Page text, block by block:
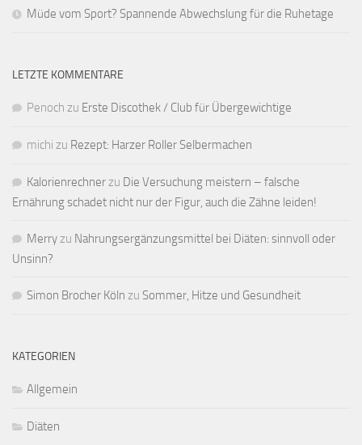
Müde vom Sport? Spannende Abwechslung für die Ruhetage
LETZTE KOMMENTARE
Penoch zu Erste Discothek / Club für Übergewichtige
michi zu Rezept: Harzer Roller Selbermachen
Kalorienrechnerzu Die Versuchung meistern – falsche
Ernährung schadet nicht nur der Figur, auch die Zähne leiden!
Merryzu Nahrungsergänzungsmittel bei Diäten: sinnvoll oder
Unsinn?
Simon Brocher Köln zu Sommer, Hitze und Gesundheit
KATEGORIEN
Allgemein
Diäten